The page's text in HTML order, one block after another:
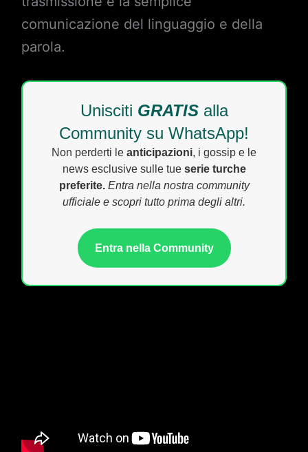
comunicazione del linguaggio e della
parola.
Unisciti GRATISalla
Community su WhatsApp!
Non perderti le anticipazioni, i gossip e le
news esclusive sulle tue serie turche
preferite. Entra nella nostra community
ufficiale e scopri tutto prima degli altri.
Entra nella Community